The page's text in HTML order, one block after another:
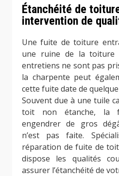
Étanchéité de
intervention de
Une fuite de toiture
une ruine de la toiture
entretiens ne sont pas
la charpente peut
cette fuite date de
Souvent due à une tuile
toit non étanche, la
engendrer de gros
n’est pas faite.
réparation de fuite de
dispose les qualités
assurer l’étanchéité de